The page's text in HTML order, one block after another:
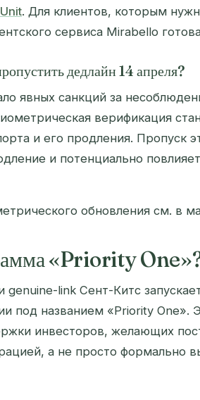
. Для клиентов, которым
сервиса Mirabello
дедлайн 14 апреля?
явных санкций за
верификация
и его продления. Пропуск
и потенциально
обновления см. в
«Priority
genuine-link Сент-Китс
под названием «Priority One».
инвесторов, желающих
а не просто формально